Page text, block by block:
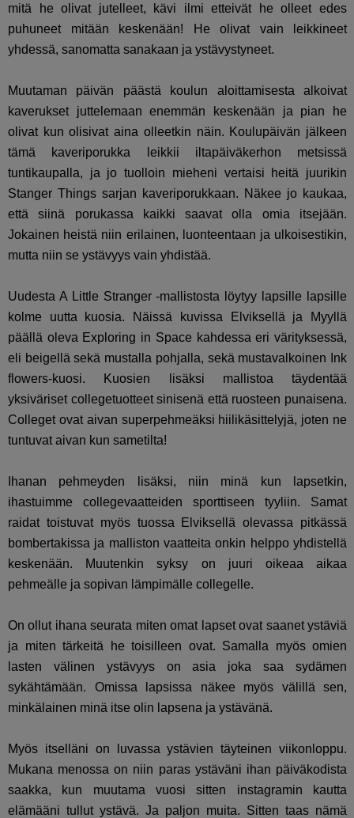
mitä he olivat jutelleet, kävi ilmi etteivät he olleet edes
puhuneet mitään keskenään! He olivat vain leikkineet
yhdessä, sanomatta sanakaan ja ystävystyneet.
Muutaman päivän päästä koulun aloittamisesta alkoivat
kaverukset juttelemaan enemmän keskenään ja pian he
olivat kun olisivat aina olleetkin näin. Koulupäivän jälkeen
tämä kaveriporukka leikkii iltapäiväkerhon metsissä
tuntikaupalla, ja jo tuolloin mieheni vertaisi heitä juurikin
Stanger Things sarjan kaveriporukkaan. Näkee jo kaukaa,
että siinä porukassa kaikki saavat olla omia itsejään.
Jokainen heistä niin erilainen, luonteentaan ja ulkoisestikin,
mutta niin se ystävyys vain yhdistää.
Uudesta A Little Stranger -mallistosta löytyy lapsille lapsille
kolme uutta kuosia. Näissä kuvissa Elviksellä ja Myyllä
päällä oleva Exploring in Space kahdessa eri värityksessä,
eli beigellä sekä mustalla pohjalla, sekä mustavalkoinen Ink
flowers-kuosi. Kuosien lisäksi mallistoa täydentää
yksiväriset collegetuotteet sinisenä että ruosteen punaisena.
Colleget ovat aivan superpehmeäksi hiilikäsittelyjä, joten ne
tuntuvat aivan kun sametilta!
Ihanan pehmeyden lisäksi, niin minä kun lapsetkin,
ihastuimme collegevaatteiden sporttiseen tyyliin. Samat
raidat toistuvat myös tuossa Elviksellä olevassa pitkässä
bombertakissa ja malliston vaatteita onkin helppo yhdistellä
keskenään. Muutenkin syksy on juuri oikeaa aikaa
pehmeälle ja sopivan lämpimälle collegelle.
On ollut ihana seurata miten omat lapset ovat saanet ystäviä
ja miten tärkeitä he toisilleen ovat. Samalla myös omien
lasten välinen ystävyys on asia joka saa sydämen
sykähtämään. Omissa lapsissa näkee myös välillä sen,
minkälainen minä itse olin lapsena ja ystävänä.
Myös itselläni on luvassa ystävien täyteinen viikonloppu.
Mukana menossa on niin paras ystäväni ihan päiväkodista
saakka, kun muutama vuosi sitten instagramin kautta
elämääni tullut ystävä. Ja paljon muita. Sitten taas nämä